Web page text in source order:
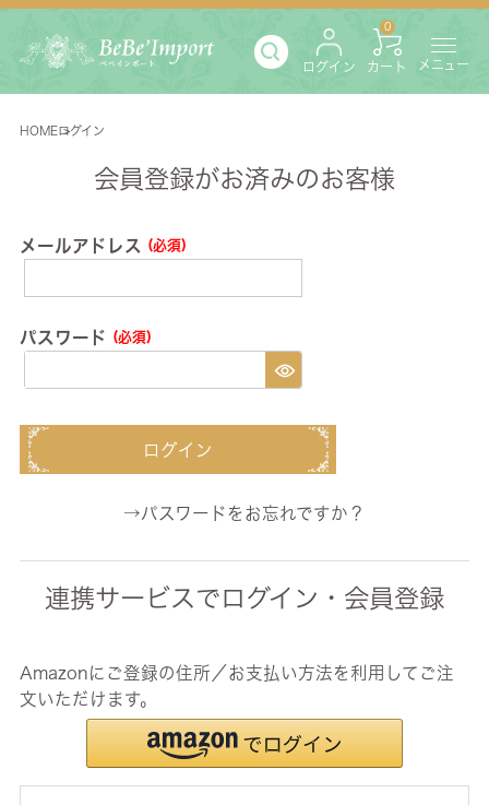
ログイン カート
0
メニュー
HOMEログイン
会員登録がお済みのお客様
メールアドレス
パスワード
ログイン
→パスワードをお忘れですか？
連携サービスでログイン・会員登録
Amazonにご登録の住所／お支払い方法を利用してご注
文いただけます。